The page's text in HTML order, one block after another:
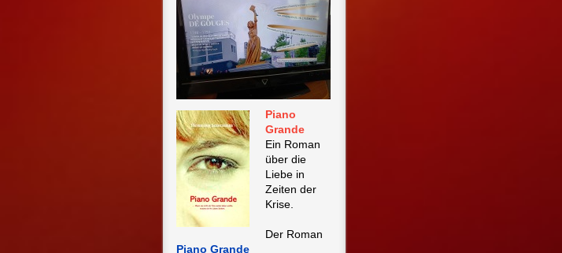
Piano
Grande
Ein Roman
über die
Liebe in
Zeiten der
Krise.
Der Roman
Piano Grande